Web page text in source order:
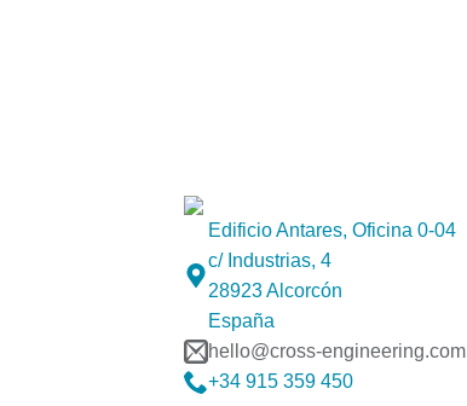
Edificio Antares, Oficina 0-04
c/ Industrias, 4
28923 Alcorcón
España
hello@cross-engineering.com
+34 915 359 450‬